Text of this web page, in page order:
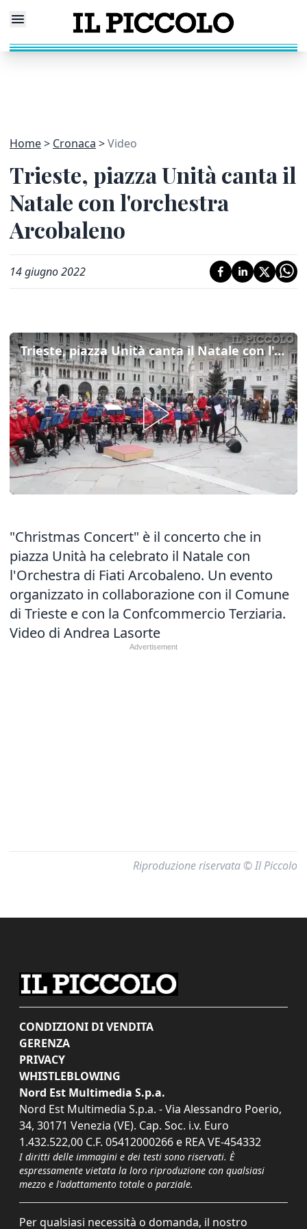
Home Cronaca Video
Trieste, piazza Unità canta il
Natale con l'orchestra
Arcobaleno
14 giugno 2022
Trieste, piazza Unità canta il Natale con l'orchestra Arcobaleno
"Christmas Concert" è il concerto che in
piazza Unità ha celebrato il Natale con
l'Orchestra di Fiati Arcobaleno. Un evento
organizzato in collaborazione con il Comune
di Trieste e con la Confcommercio Terziaria.
Video di Andrea Lasorte
Riproduzione riservata © Il Piccolo
CONDIZIONI DI VENDITA
GERENZA
PRIVACY
WHISTLEBLOWING
Nord Est Multimedia S.p.a.
Nord Est Multimedia S.p.a. - Via Alessandro Poerio,
34, 30171 Venezia (VE). Cap. Soc. i.v. Euro
1.432.522,00 C.F. 05412000266 e REA VE-454332
I diritti delle immagini e dei testi sono riservati. È
espressamente vietata la loro riproduzione con qualsiasi
mezzo e l'adattamento totale o parziale.
Per qualsiasi necessità o domanda, il nostro